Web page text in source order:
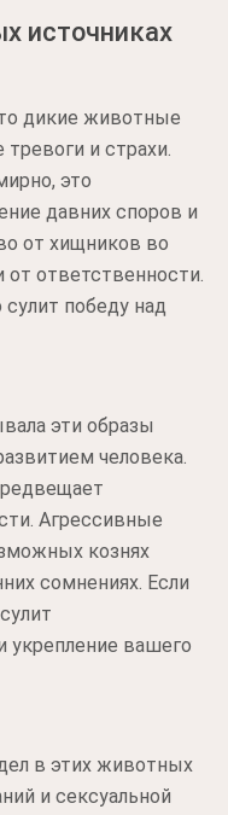
источниках
дикие животные
и страхи.
это
давних споров и
от хищников во
от ответственности.
победу над
эти образы
человека.
Агрессивные
кознях
сомнениях. Если
укрепление вашего
в этих животных
и сексуальной